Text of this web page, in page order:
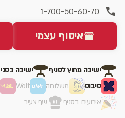
1-700-50-60-70
איסוף עצמי
ישיבה מחוץ לסניף ישיבה
סיבוס
משלוחה Wolt
אירועים בסניף
שף צעיר